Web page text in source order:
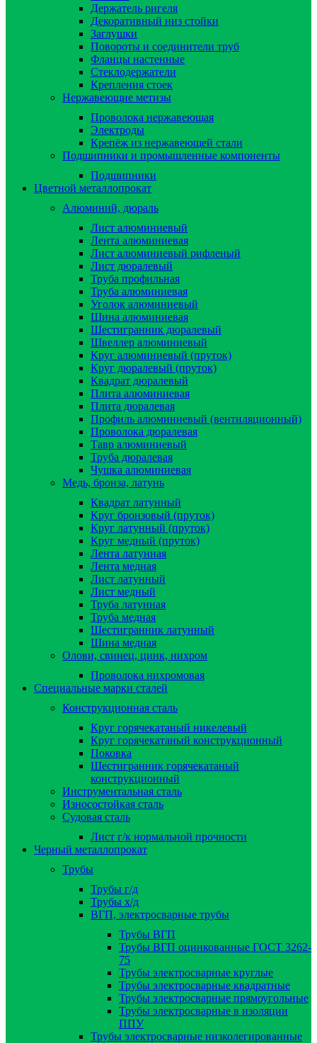
Держатель ригеля
Декоративный низ стойки
Заглушки
Повороты и соединители труб
Фланцы настенные
Стеклодержатели
Крепления стоек
Нержавеющие метизы
Проволока нержавеющая
Электроды
Крепёж из нержавеющей стали
Подшипники и промышленные компоненты
Подшипники
Цветной металлопрокат
Алюминий, дюраль
Лист алюминиевый
Лента алюминиевая
Лист алюминиевый рифленый
Лист дюралевый
Труба профильная
Труба алюминиевая
Уголок алюминиевый
Шина алюминиевая
Шестигранник дюралевый
Швеллер алюминиевый
Круг алюминиевый (пруток)
Круг дюралевый (пруток)
Квадрат дюралевый
Плита алюминиевая
Плита дюралевая
Профиль алюминиевый (вентиляционный)
Проволока дюралевая
Тавр алюминиевый
Труба дюралевая
Чушка алюминиевая
Медь, бронза, латунь
Квадрат латунный
Круг бронзовый (пруток)
Круг латунный (пруток)
Круг медный (пруток)
Лента латунная
Лента медная
Лист латунный
Лист медный
Труба латунная
Труба медная
Шестигранник латунный
Шина медная
Олови, свинец, цинк, нихром
Проволока нихромовая
Специальные марки сталей
Конструкционная сталь
Круг горячекатаный никелевый
Круг горячекатаный конструкционный
Поковка
Шестигранник горячекатаный
конструкционный
Инструментальная сталь
Износостойкая сталь
Судовая сталь
Лист г/к нормальной прочности
Черный металлопрокат
Трубы
Трубы г/д
Трубы х/д
ВГП, электросварные трубы
Трубы ВГП
Трубы ВГП оцинкованные ГОСТ 3262-
75
Трубы электросварные круглые
Трубы электросварные квадратные
Трубы электросварные прямоугольные
Трубы электросварные в изоляции
ППУ
Трубы электросварные низколегированные